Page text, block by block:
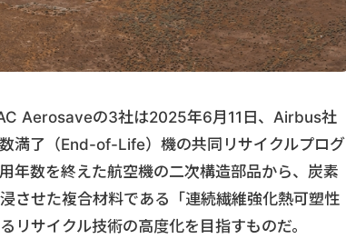
Aerosaveの3社は2025年6月11日、Airbus社
満了（End-of-Life）機の共同リサイクルプログ
年数を終えた航空機の二次構造部品から、炭素
させた複合材料である「連続繊維強化熱可塑性
サイクル技術の高度化を目指すものだ。